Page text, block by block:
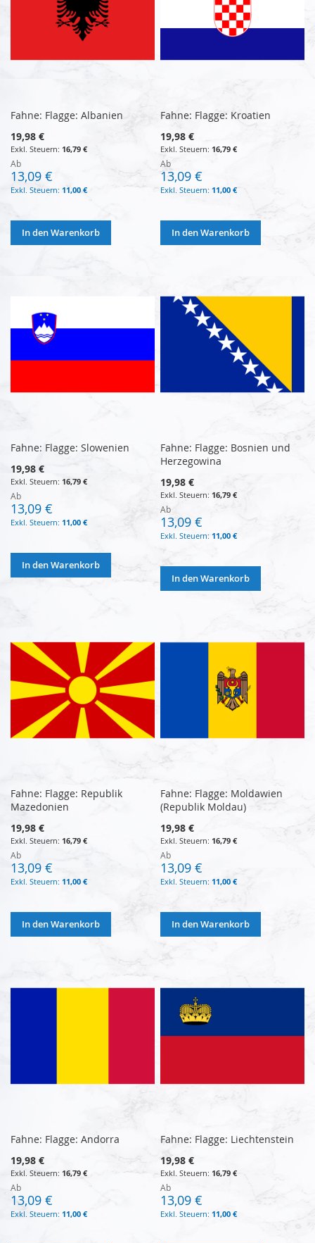
Fahne: Flagge: Albanien
19,98 €
16,79 €
Ab
13,09 €
11,00 €
In den Warenkorb
Fahne: Flagge: Kroatien
19,98 €
16,79 €
Ab
13,09 €
11,00 €
In den Warenkorb
Fahne: Flagge: Slowenien
19,98 €
16,79 €
Ab
13,09 €
11,00 €
In den Warenkorb
Fahne: Flagge: Bosnien und
Herzegowina
19,98 €
16,79 €
Ab
13,09 €
11,00 €
In den Warenkorb
Fahne: Flagge: Republik
Mazedonien
19,98 €
16,79 €
Ab
13,09 €
11,00 €
In den Warenkorb
Fahne: Flagge: Moldawien
(Republik Moldau)
19,98 €
16,79 €
Ab
13,09 €
11,00 €
In den Warenkorb
Fahne: Flagge: Andorra
19,98 €
16,79 €
Ab
13,09 €
11,00 €
Fahne: Flagge: Liechtenstein
19,98 €
16,79 €
Ab
13,09 €
11,00 €